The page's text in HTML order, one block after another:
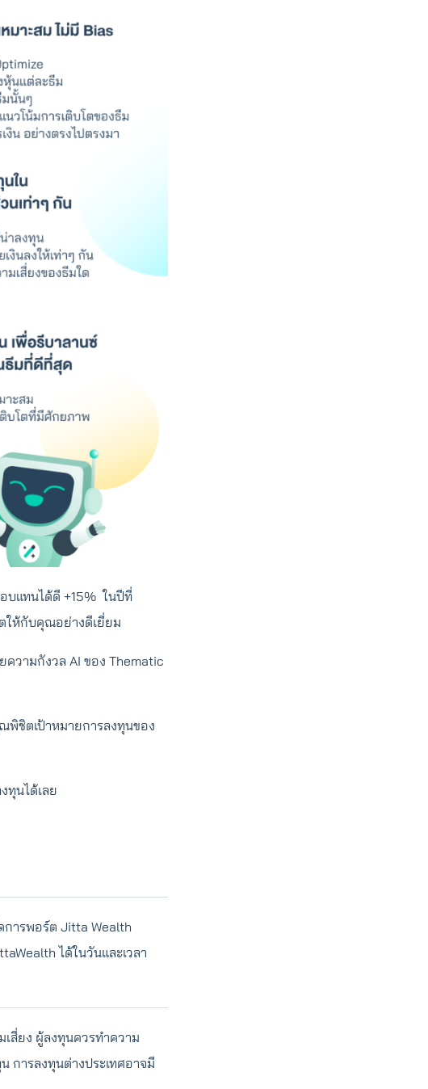
บแทนได้ดี +15% ในปีที่
ให้กับคุณอย่างดีเยี่ยม
ความกังวล AI ของ Thematic
ณพิชิตเป้าหมายการลงทุนของ
ทุนได้เลย
ารพอร์ต Jitta Wealth
ได้ในวันและเวลา
สี่ยง ผู้ลงทุนควรทำความ
การลงทุนต่างประเทศอาจมี